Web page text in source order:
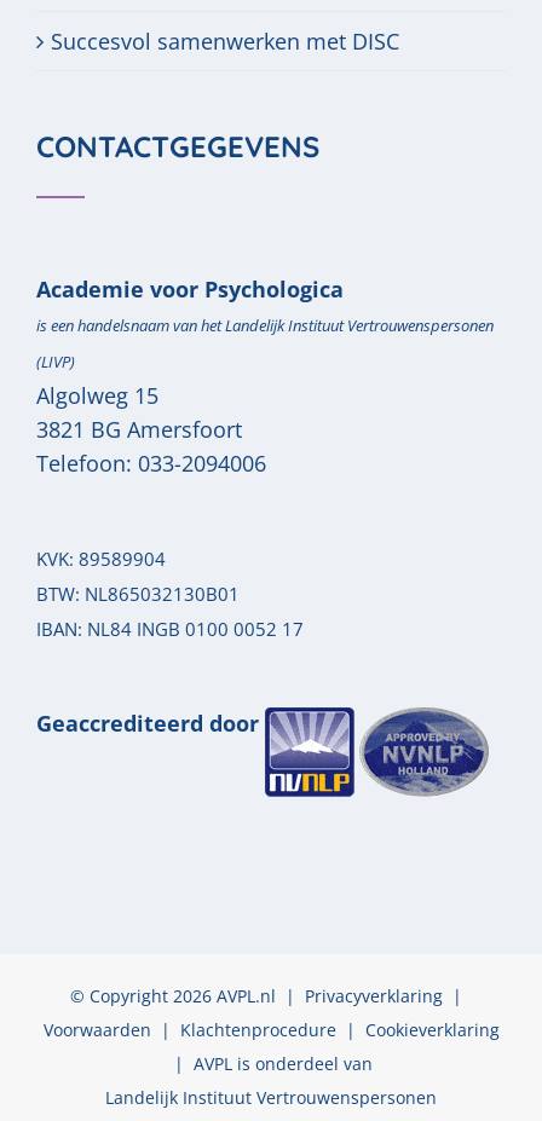
Succesvol samenwerken met DISC
CONTACTGEGEVENS
Academie voor Psychologica
is een handelsnaam van het Landelijk Instituut Vertrouwenspersonen
(LIVP)
Algolweg 15
3821 BG Amersfoort
Telefoon: 033-2094006
KVK: 89589904
BTW: NL865032130B01
IBAN: NL84 INGB 0100 0052 17
Geaccrediteerd door
© Copyright 2026 AVPL.nl | Privacyverklaring |
Voorwaarden | Klachtenprocedure| Cookieverklaring
| AVPL is onderdeel van
Landelijk Instituut Vertrouwenspersonen